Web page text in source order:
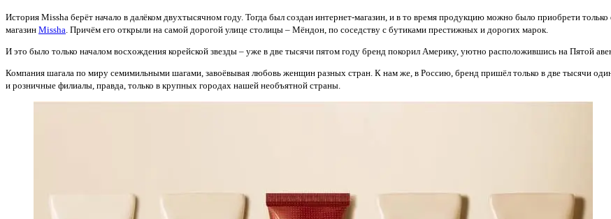
История Missha берёт начало в далёком двухтысячном году. Тогда был создан интернет-магазин, и в то время продукцию можно было приобрети
магазин Missha. Причём его открыли на самой дорогой улице столицы – Мёндон, по соседству с бутиками престижных и дорогих марок.
И это было только началом восхождения корейской звезды – уже в две тысячи пятом году бренд покорил Америку, уютно расположившись на Пятой
Компания шагала по миру семимильными шагами, завоёвывая любовь женщин разных стран. К нам же, в Россию, бренд пришёл только в две тысячи
и розничные филиалы, правда, только в крупных городах нашей необъятной страны.